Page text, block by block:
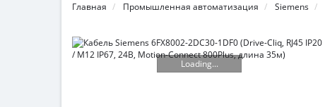
Главная Промышленная автоматизация Siemens
Loading...